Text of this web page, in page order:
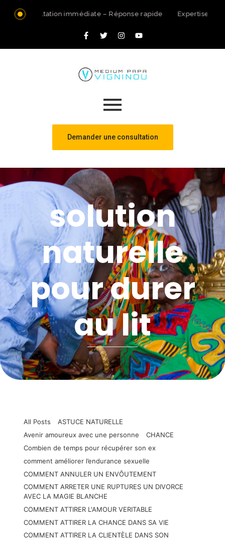
Consultation immédiate – Réponse rapide Expertise
Demander une consultation
solution
naturelle
pour durer
au lit
All Posts
ASTUCE NATURELLE
Avenir amoureux avec une personne
CHANCE
Combien de temps pour récupérer son ex
comment améliorer l’endurance sexuelle
COMMENT ANNULER UN ENVÔUTEMENT
COMMENT ARRETER UNE RUPTURES UN DIVORCE
AVEC LA MAGIE BLANCHE
COMMENT ATTIRER L'AMOUR VERITABLE
COMMENT ATTIRER LA CHANCE DANS SA VIE
COMMENT ATTIRER LA CLIENTÈLE DANS SON